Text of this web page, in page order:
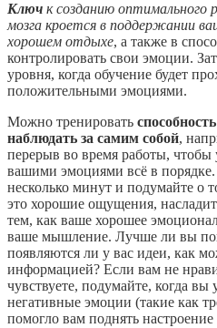
Ключ к созданию оптимального
мозга кроется в поддержании
хорошем отдыхе, а также в
контролировать свои эмоции.
уровня, когда обучение будет
положительными эмоциями.
Можно тренировать
наблюдать за самим собой,
перерыв во время работы, чтобы
вашими эмоциями всё в порядке.
несколько минут и подумайте о
это хорошие ощущения,
тем, как ваше хорошее
ваше мышление. Лучше ли вы
появляются ли у вас идеи, как
информацией? Если вам не
чувствуете, подумайте, когда
негативные эмоции (такие как
помогло вам поднять